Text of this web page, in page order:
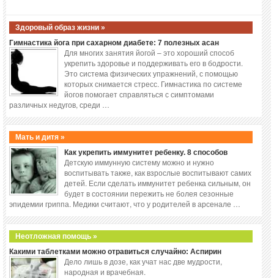
Здоровый образ жизни »
Гимнастика йога при сахарном диабете: 7 полезных асан
Для многих занятия йогой – это хороший способ
укрепить здоровье и поддерживать его в бодрости.
Это система физических упражнений, с помощью
которых снимается стресс. Гимнастика по системе
йогов помогает справляться с симптомами
различных недугов, среди …
Мать и дитя »
Как укрепить иммунитет ребенку. 8 способов
Детскую иммунную систему можно и нужно
воспитывать также, как взрослые воспитывают самих
детей. Если сделать иммунитет ребенка сильным, он
будет в состоянии пережить не болея сезонные
эпидемии гриппа. Медики считают, что у родителей в арсенале …
Неотложная помощь »
Какими таблетками можно отравиться случайно: Аспирин
Дело лишь в дозе, как учат нас две мудрости,
народная и врачебная.